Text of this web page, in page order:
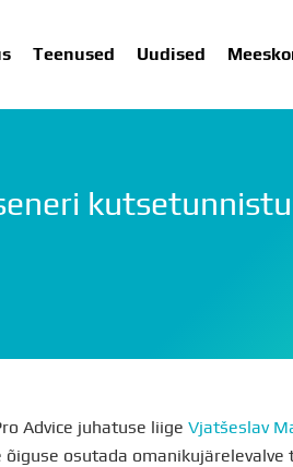
Teenused Uudised
TEENUSEDUUDISED
Advice juhatuse liige Vjatšeslav
osutada omanikujärelevalve